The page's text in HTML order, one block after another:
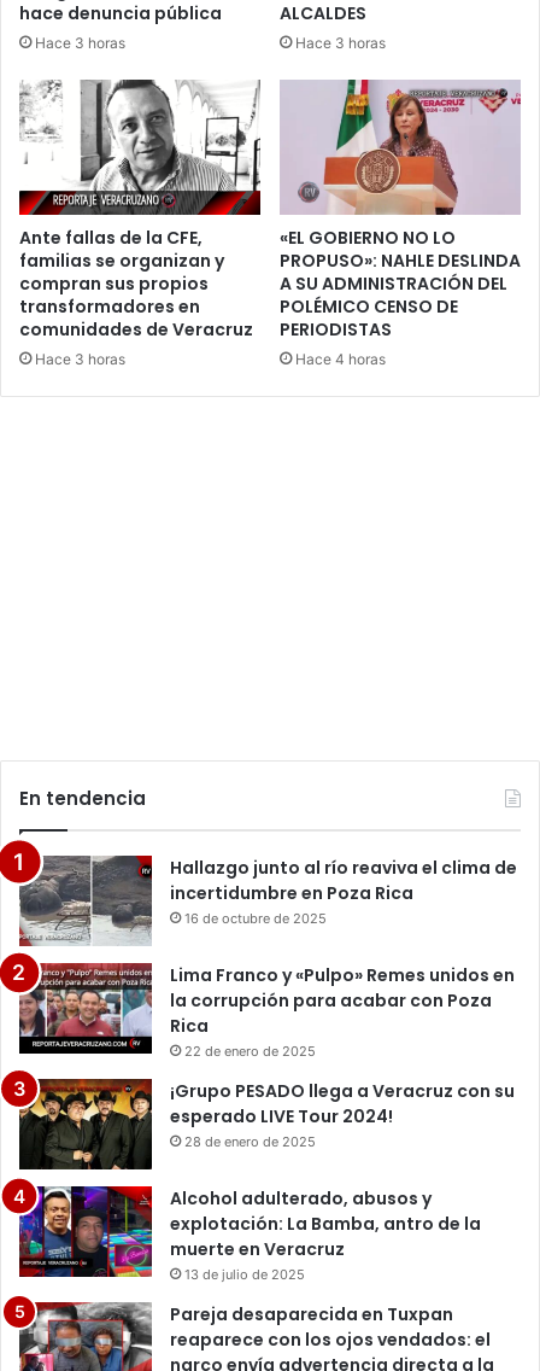
hace denuncia pública
Hace 3 horas
ALCALDES
Hace 3 horas
Ante fallas de la CFE,
familias se organizan y
compran sus propios
transformadores en
comunidades de Veracruz
Hace 3 horas
«EL GOBIERNO NO LO
PROPUSO»: NAHLE DESLINDA
A SU ADMINISTRACIÓN DEL
POLÉMICO CENSO DE
PERIODISTAS
Hace 4 horas
En tendencia
Hallazgo junto al río reaviva el clima de
incertidumbre en Poza Rica
16 de octubre de 2025
Lima Franco y «Pulpo» Remes unidos en
la corrupción para acabar con Poza
Rica
22 de enero de 2025
¡Grupo PESADO llega a Veracruz con su
esperado LIVE Tour 2024!
28 de enero de 2025
Alcohol adulterado, abusos y
explotación: La Bamba, antro de la
muerte en Veracruz
13 de julio de 2025
Pareja desaparecida en Tuxpan
reaparece con los ojos vendados: el
narco envía advertencia directa a la